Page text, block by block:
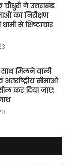
चौधुरी ने उत्तराखंड
का निरीक्षण
से शिष्टाचार
साथ मिलने वाली
अंतर्राष्ट्रीय सीमाओं
कर दिया जाए: